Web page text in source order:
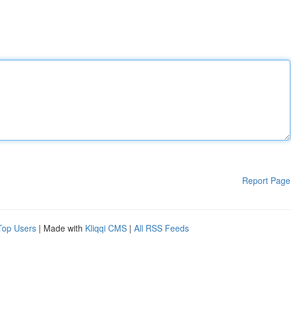
Report Page
Users | Made with Kliqqi CMS | All RSS Feeds